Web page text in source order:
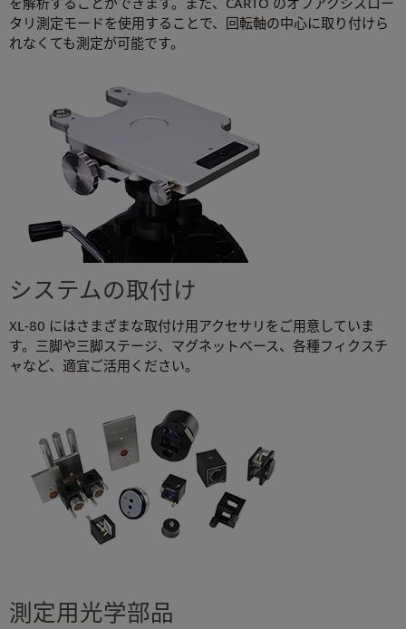
タリ測定モードを使用することで、回転軸の中心に取り付けら
れなくても測定が可能です。
システムの取付け
XL-80 にはさまざまな取付け用アクセサリをご用意していま
す。三脚や三脚ステージ、マグネットベース、各種フィクスチ
ャなど、適宜ご活用ください。
測定用光学部品